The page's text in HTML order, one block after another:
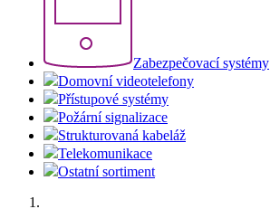
Zabezpečovací systémy
Domovní videotelefony
Přístupové systémy
Požární signalizace
Strukturovaná kabeláž
Telekomunikace
Ostatní sortiment